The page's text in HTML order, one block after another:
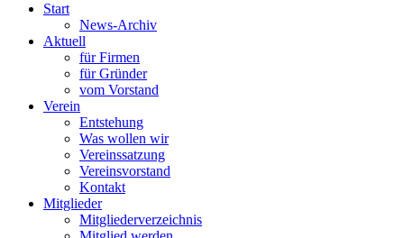
Start
News-Archiv
Aktuell
für Firmen
für Gründer
vom Vorstand
Verein
Entstehung
Was wollen wir
Vereinssatzung
Vereinsvorstand
Kontakt
Mitglieder
Mitgliederverzeichnis